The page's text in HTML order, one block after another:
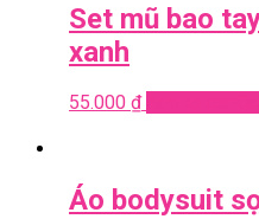
Set mũ bao
xanh
55.000 ₫
Áo bodysuit